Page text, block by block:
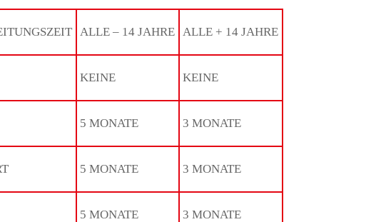
ALLE – 14 JAHRE ALLE + 14 JAHRE
KEINE KEINE
5 MONATE 3 MONATE
5 MONATE 3 MONATE
5 MONATE 3 MONATE